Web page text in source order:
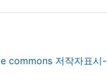
commons 저작자표시